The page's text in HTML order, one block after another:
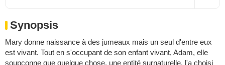
Synopsis
Mary donne naissance à des jumeaux mais un seul d'entre eux
est vivant. Tout en s'occupant de son enfant vivant, Adam, elle
soupçonne que quelque chose, une entité surnaturelle, l'a choisi